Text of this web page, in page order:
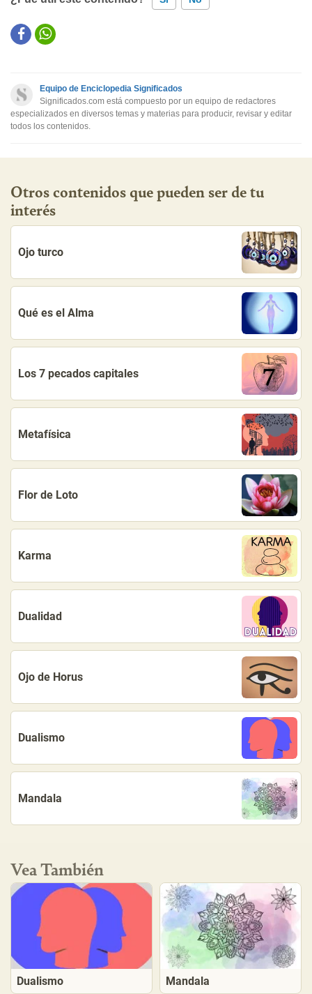
Este contenido contiene información incorrecta
Otro
Equipo de Enciclopedia Significados
Significados.com está compuesto por un equipo de redactores
especializados en diversos temas y materias para producir, revisar y editar
todos los contenidos.
Otros contenidos que pueden ser de tu
interés
Ojo turco
Qué es el Alma
Los 7 pecados capitales
Metafísica
Flor de Loto
Karma
Dualidad
Ojo de Horus
Dualismo
Mandala
Vea También
Dualismo Mandala